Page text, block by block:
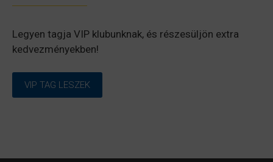
Legyen tagja VIP klubunknak, és részesüljön extra
kedvezményekben!
VIP TAG LESZEK